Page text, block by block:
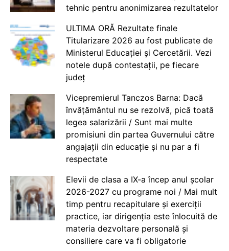
tehnic pentru anonimizarea rezultatelor
ULTIMA ORĂ Rezultate finale
Titularizare 2026 au fost publicate de
Ministerul Educației și Cercetării. Vezi
notele după contestații, pe fiecare
județ
Vicepremierul Tanczos Barna: Dacă
învățământul nu se rezolvă, pică toată
legea salarizării / Sunt mai multe
promisiuni din partea Guvernului către
angajații din educație și nu par a fi
respectate
Elevii de clasa a IX-a încep anul școlar
2026-2027 cu programe noi / Mai mult
timp pentru recapitulare și exerciții
practice, iar dirigenția este înlocuită de
materia dezvoltare personală și
consiliere care va fi obligatorie